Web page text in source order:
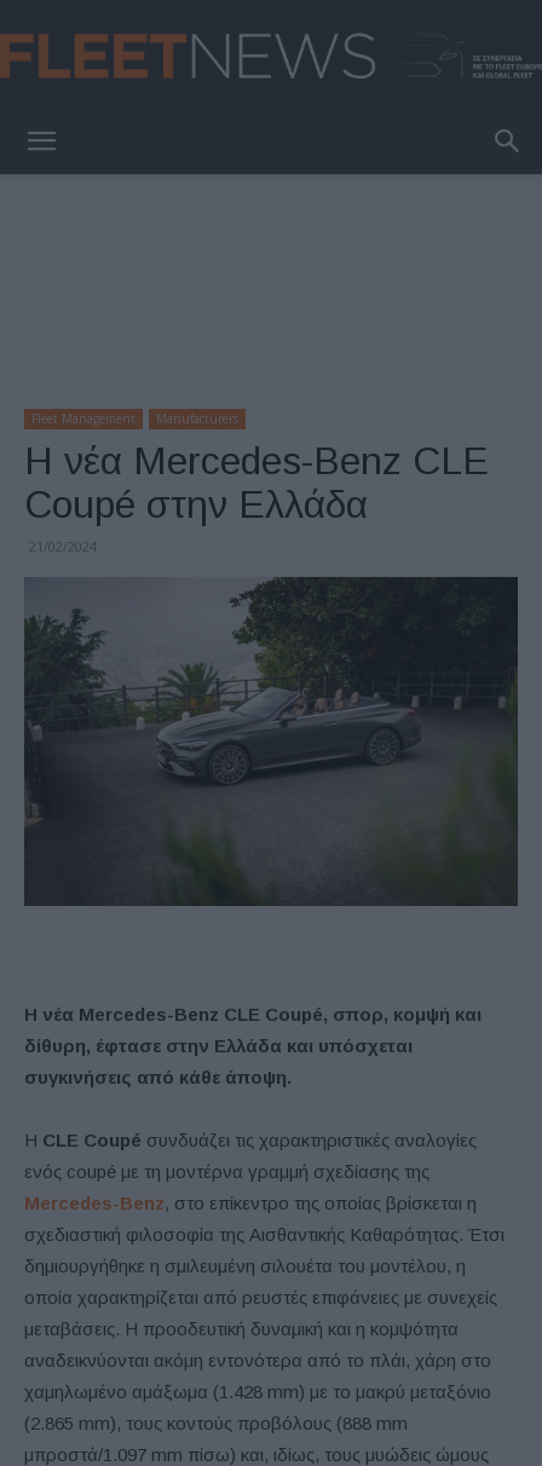
Fleet Management Manufacturers
Η νέα Mercedes-Benz CLE
Coupé στην Ελλάδα
21/02/2024
Η νέα Mercedes-Benz CLE Coupé, σπορ, κομψή και
δίθυρη, έφτασε στην Ελλάδα και υπόσχεται
συγκινήσεις από κάθε άποψη.
Η CLE Coupé συνδυάζει τις χαρακτηριστικές αναλογίες
ενός coupé με τη μοντέρνα γραμμή σχεδίασης της
Mercedes-Benz, στο επίκεντρο της οποίας βρίσκεται η
σχεδιαστική φιλοσοφία της Αισθαντικής Καθαρότητας. Έτσι
δημιουργήθηκε η σμιλευμένη σιλουέτα του μοντέλου, η
οποία χαρακτηρίζεται από ρευστές επιφάνειες με συνεχείς
μεταβάσεις. Η προοδευτική δυναμική και η κομψότητα
αναδεικνύονται ακόμη εντονότερα από το πλάι, χάρη στο
χαμηλωμένο αμάξωμα (1.428 mm) με το μακρύ μεταξόνιο
(2.865 mm), τους κοντούς προβόλους (888 mm
μπροστά/1.097 mm πίσω) και, ιδίως, τους μυώδεις ώμους